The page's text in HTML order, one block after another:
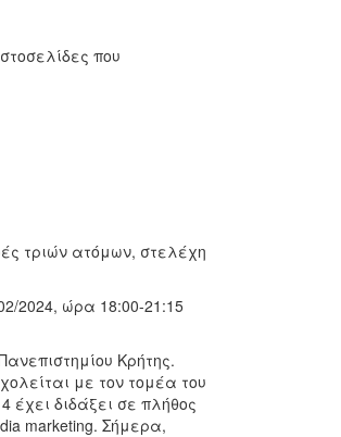
που
τριών ατόμων, στελέχη
2024, ώρα 18:00-21:15
Κρήτης.
με τον τομέα του
έχει διδάξει σε πλήθος
marketing. Σήμερα,